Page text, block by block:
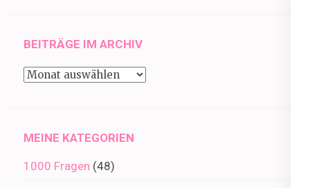
BEITRÄGE IM ARCHIV
Beiträge
MEINE KATEGORIEN
1000 Fragen (48)